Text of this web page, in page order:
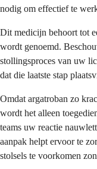
nodig om effectief te
Dit medicijn behoort tot
wordt genoemd.
stollingsproces van uw
dat die laatste stap
Omdat argatroban zo
wordt het alleen
teams uw reactie
aanpak helpt ervoor te
stolsels te voorkomen